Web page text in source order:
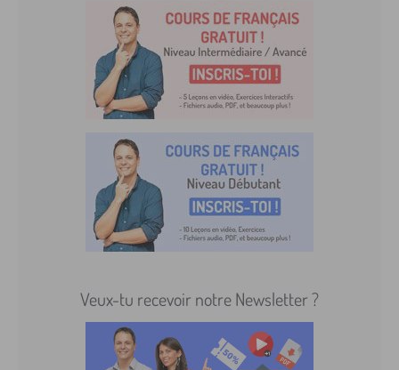
Veux-tu recevoir notre Newsletter ?